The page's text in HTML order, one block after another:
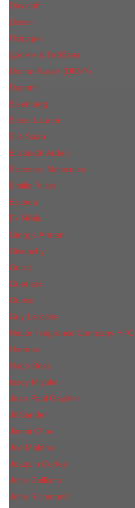
Davidoff
Diesel
Diptyque
Дольче & Габбана
Donna Karan (DKNY)
Dupont
Eisenberg
Еsteе Lаudеr
Elie Saab
Elizabeth Arden
Escentric Molecules
Emilio Pucci
Escada
Ex Nihilo
Giorgio Armani
Givenchy
Gucci
Guerlain
Guess
Guy Laroche
Haute Fragrance Company HFC
Hermes
Hugo Boss
Issey Miyake
Jean Paul Gaultier
Jil Sander
Jimmi Choo
Jое Malоnе
Joaquin Cortes
John Galliano
John Richmond